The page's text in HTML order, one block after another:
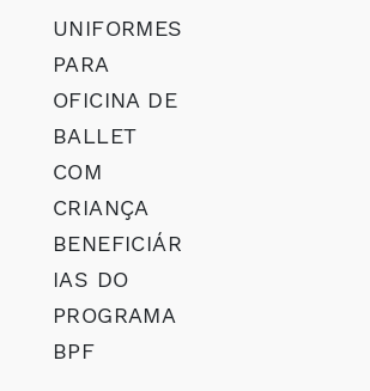
UNIFORMES
PARA
OFICINA DE
BALLET
COM
CRIANÇA
BENEFICIÁR
IAS DO
PROGRAMA
BPF